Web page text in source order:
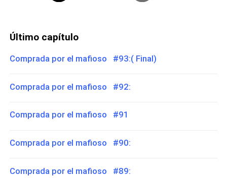
Último capítulo
Comprada por el mafioso #93:( Final)
Comprada por el mafioso #92:
Comprada por el mafioso #91
Comprada por el mafioso #90:
Comprada por el mafioso #89: